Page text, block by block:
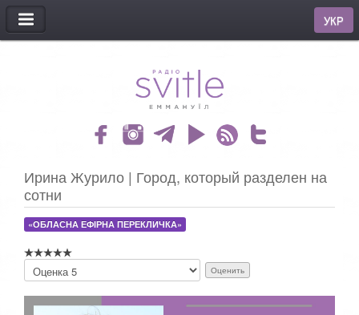
МЕНЮ
УКР
Ирина Журило | Город, который разделен на
сотни
«ОБЛАСНА ЕФІРНА ПЕРЕКЛИЧКА»
о
ж